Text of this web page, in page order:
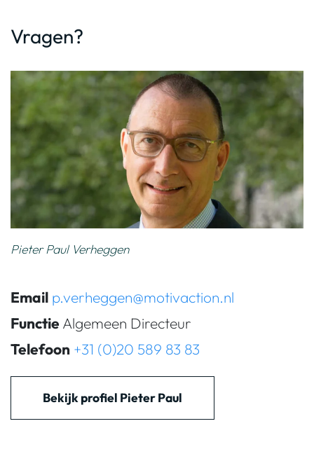
Vragen?
Pieter Paul Verheggen
Email p.verheggen@motivaction.nl
Functie Algemeen Directeur
Telefoon +31 (0)20 589 83 83
Bekijk profiel Pieter Paul